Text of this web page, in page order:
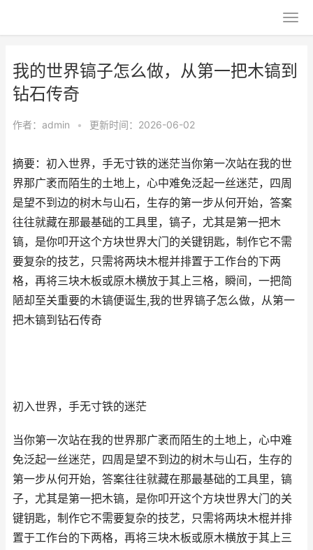
我的世界镐子怎么做，从第一把木镐到
钻石传奇
作者： admin • 更新时间：2026-06-02
摘要：初入世界，手无寸铁的迷茫当你第一次站在我的世
界那广袤而陌生的土地上，心中难免泛起一丝迷茫，四周
是望不到边的树木与山石，生存的第一步从何开始，答案
往往就藏在那最基础的工具里，镐子，尤其是第一把木
镐，是你叩开这个方块世界大门的关键钥匙，制作它不需
要复杂的技艺，只需将两块木棍并排置于工作台的下两
格，再将三块木板或原木横放于其上三格，瞬间，一把简
陋却至关重要的木镐便诞生,我的世界镐子怎么做，从第一
把木镐到钻石传奇
初入世界，手无寸铁的迷茫
当你第一次站在我的世界那广袤而陌生的土地上，心中难
免泛起一丝迷茫，四周是望不到边的树木与山石，生存的
第一步从何开始，答案往往就藏在那最基础的工具里，镐
子，尤其是第一把木镐，是你叩开这个方块世界大门的关
键钥匙，制作它不需要复杂的技艺，只需将两块木棍并排
置于工作台的下两格，再将三块木板或原木横放于其上三